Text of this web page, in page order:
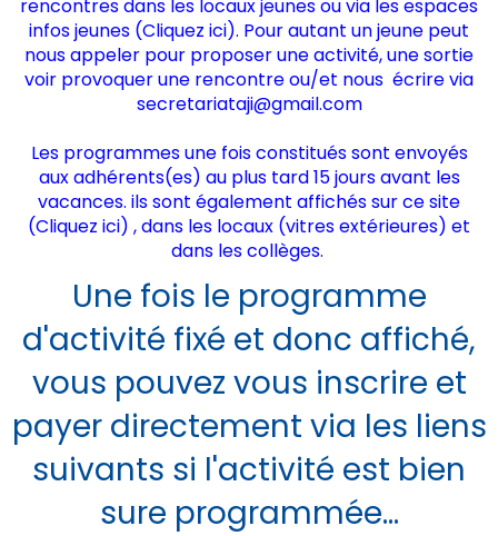
rencontres dans les locaux jeunes ou via les espaces
infos jeunes (Cliquez ici). Pour autant un jeune peut
nous appeler pour proposer une activité, une sortie
voir provoquer une rencontre ou/et nous écrire via
secretariataji@gmail.com
Les programmes une fois constitués sont envoyés
aux adhérents(es) au plus tard 15 jours avant les
vacances. ils sont également affichés sur ce site
(Cliquez ici) , dans les locaux (vitres extérieures) et
dans les collèges.
Une fois le programme
d'activité fixé et donc affiché,
vous pouvez vous inscrire et
payer directement via les liens
suivants si l'activité est bien
sure programmée...